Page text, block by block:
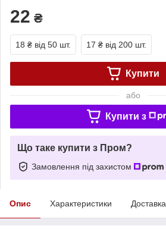
22 ₴
18 ₴ від 50 шт. 17 ₴ від 200 шт.
Купити
або
Купити з
Що таке купити з Пром?
Замовлення під захистом
Опис Характеристики Доставка